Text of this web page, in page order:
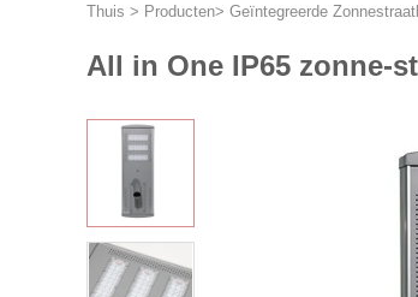
Thuis > Producten> Geïntegreerde
All in One IP65 zonne-